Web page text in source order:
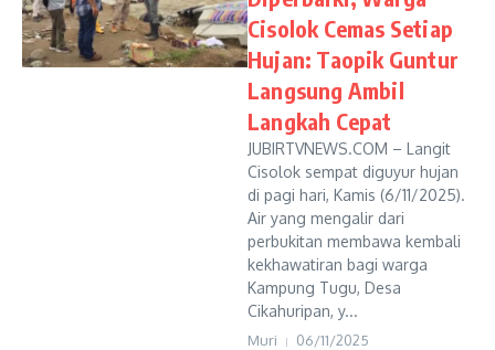
Cisolok Cemas Setiap
Hujan: Taopik Guntur
Langsung Ambil
Langkah Cepat
JUBIRTVNEWS.COM – Langit
Cisolok sempat diguyur hujan
di pagi hari, Kamis (6/11/2025).
Air yang mengalir dari
perbukitan membawa kembali
kekhawatiran bagi warga
Kampung Tugu, Desa
Cikahuripan, y...
Muri 06/11/2025